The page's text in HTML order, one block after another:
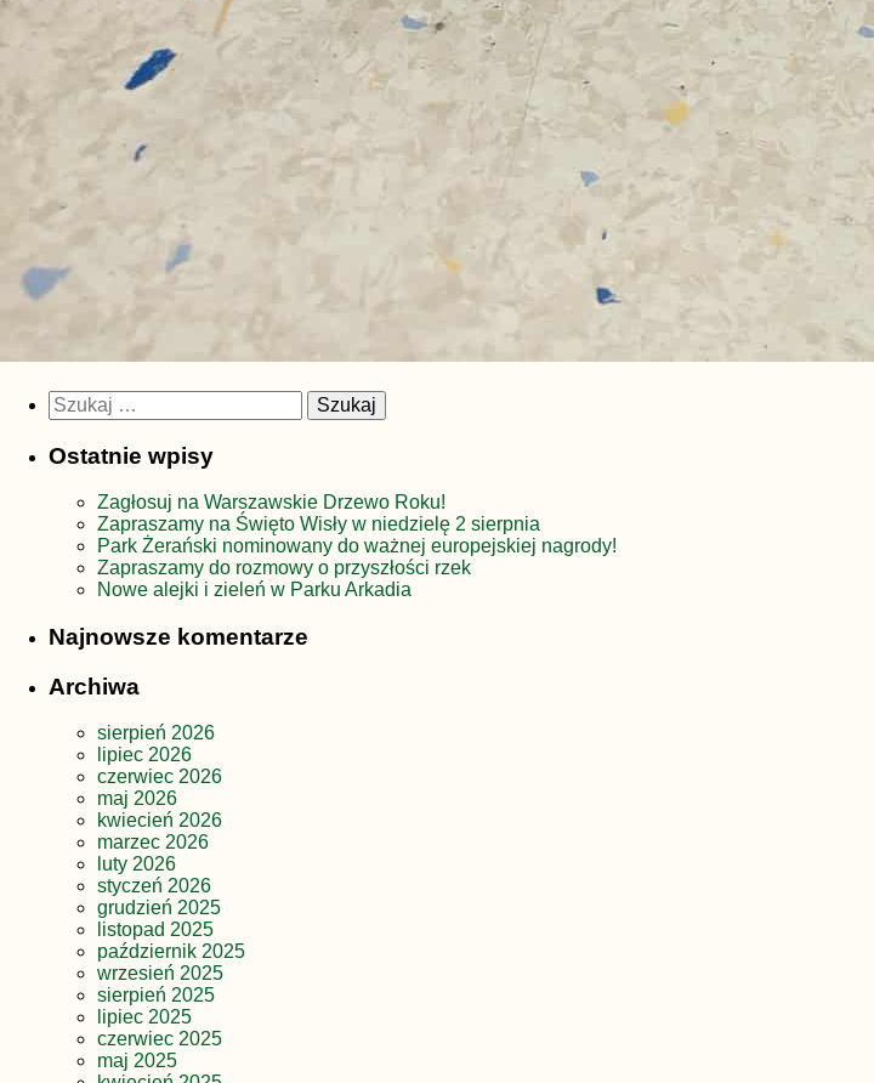
Szukaj:
Ostatnie wpisy
Zagłosuj na Warszawskie Drzewo Roku!
Zapraszamy na Święto Wisły w niedzielę 2 sierpnia
Park Żerański nominowany do ważnej europejskiej nagrody!
Zapraszamy do rozmowy o przyszłości rzek
Nowe alejki i zieleń w Parku Arkadia
Najnowsze komentarze
Archiwa
sierpień 2026
lipiec 2026
czerwiec 2026
maj 2026
kwiecień 2026
marzec 2026
luty 2026
styczeń 2026
grudzień 2025
listopad 2025
październik 2025
wrzesień 2025
sierpień 2025
lipiec 2025
czerwiec 2025
maj 2025